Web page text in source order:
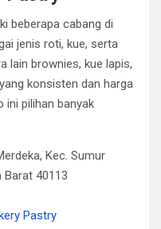
beberapa cabang di
jenis roti, kue, serta
lain brownies, kue lapis,
konsisten dan harga
ini pilihan banyak
Kec. Sumur
Barat 40113
Pastry